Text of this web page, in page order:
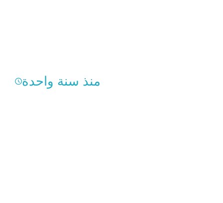
منذ سنة واحدة